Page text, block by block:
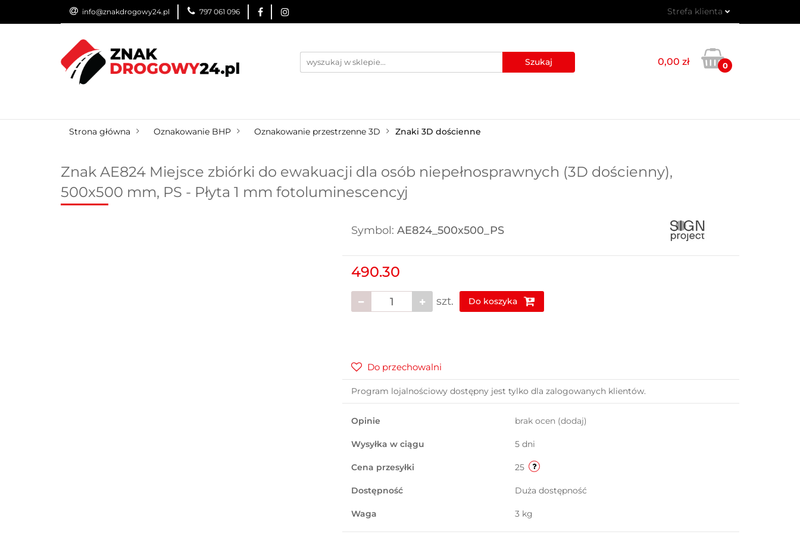
info@znakdrogowy24.pl 797 061 096 Strefa klienta
Zarejestruj się
Dodaj zgłoszenie
0,00 zł 0
ZNAKI DROGOWE URZĄDZENIA BRD
Strona główna Oznakowanie BHP Oznakowanie przestrzenne 3D Znaki 3D dościenne
Znak AE824 Miejsce zbiórki do ewakuacji dla osób niepełnosprawnych (3D dościenny),
500x500 mm, PS - Płyta 1 mm fotoluminescencyj
Symbol: AE824_500x500_PS
490.30
szt. Do koszyka
Do przechowalni
Program lojalnościowy dostępny jest tylko dla zalogowanych klientów.
Opinie brak ocen (dodaj)
Wysyłka w ciągu 5 dni
Cena przesyłki 25
Dostępność Duża dostępność
Waga 3 kg